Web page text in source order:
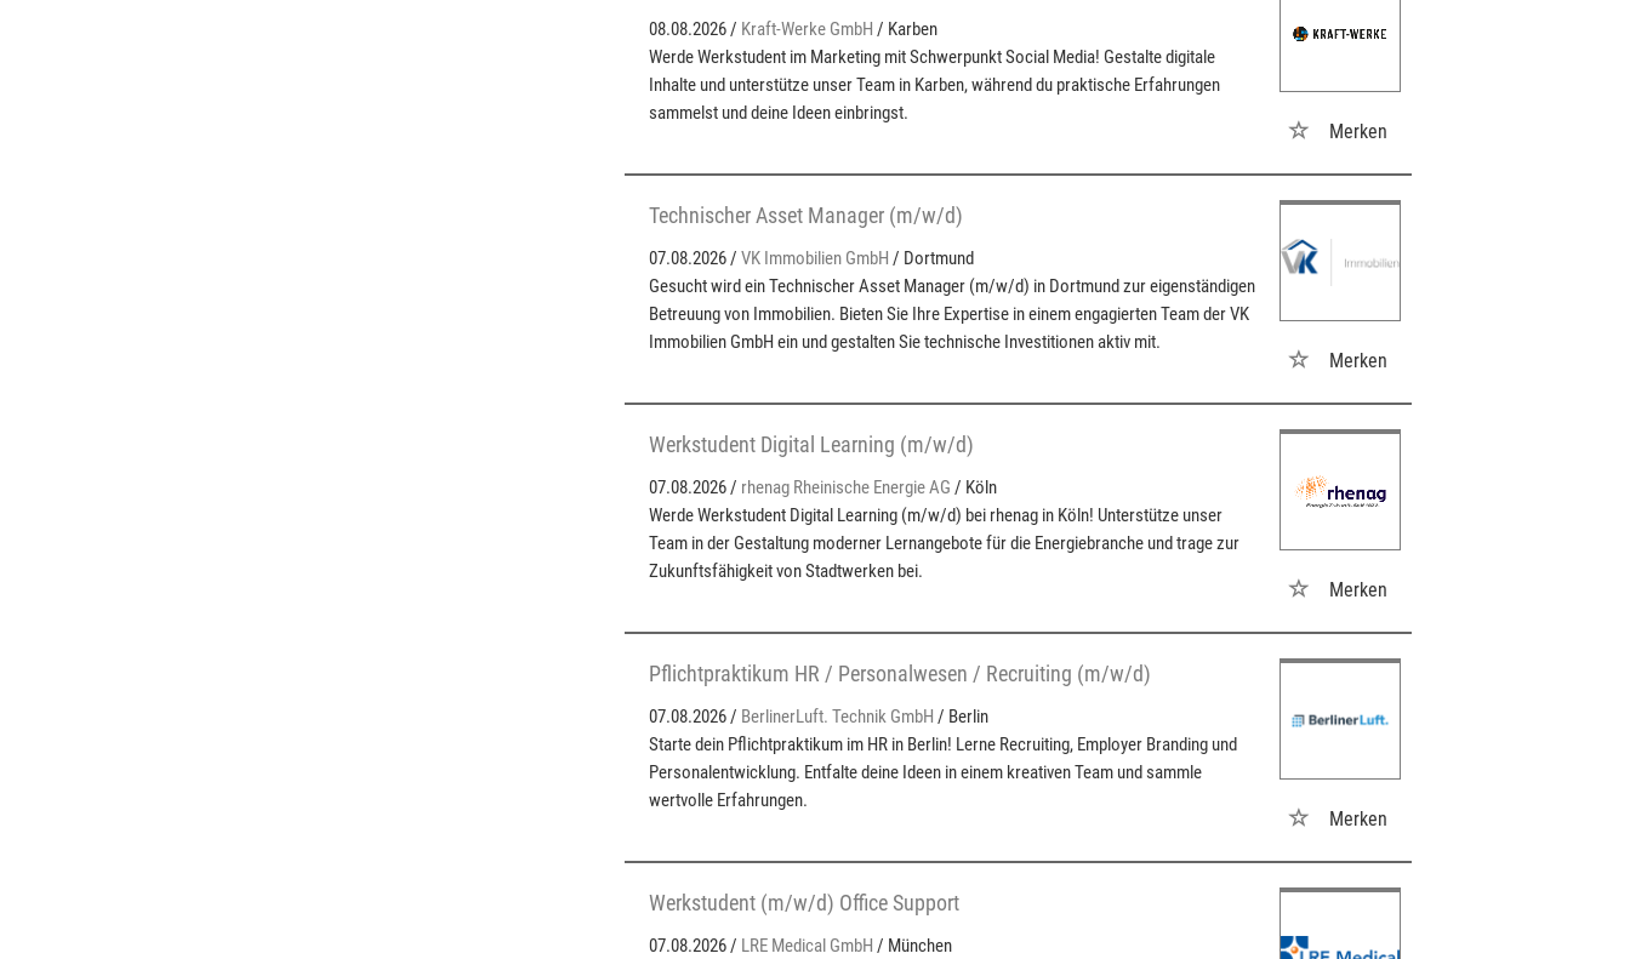
08.08.2026 / Kraft-Werke GmbH / Karben
Werde Werkstudent im Marketing mit Schwerpunkt Social Media! Gestalte digitale
Inhalte und unterstütze unser Team in Karben, während du praktische Erfahrungen
sammelst und deine Ideen einbringst.
Merken
Technischer Asset Manager (m/w/d)
07.08.2026 / VK Immobilien GmbH / Dortmund
Gesucht wird ein Technischer Asset Manager (m/w/d) in Dortmund zur eigenständigen
Betreuung von Immobilien. Bieten Sie Ihre Expertise in einem engagierten Team der VK
Immobilien GmbH ein und gestalten Sie technische Investitionen aktiv mit.
Merken
Werkstudent Digital Learning (m/w/d)
07.08.2026 / rhenag Rheinische Energie AG / Köln
Werde Werkstudent Digital Learning (m/w/d) bei rhenag in Köln! Unterstütze unser
Team in der Gestaltung moderner Lernangebote für die Energiebranche und trage zur
Zukunftsfähigkeit von Stadtwerken bei.
Merken
Pflichtpraktikum HR / Personalwesen / Recruiting (m/w/d)
07.08.2026 / BerlinerLuft. Technik GmbH / Berlin
Starte dein Pflichtpraktikum im HR in Berlin! Lerne Recruiting, Employer Branding und
Personalentwicklung. Entfalte deine Ideen in einem kreativen Team und sammle
wertvolle Erfahrungen.
Merken
Werkstudent (m/w/d) Office Support
07.08.2026 / LRE Medical GmbH / München